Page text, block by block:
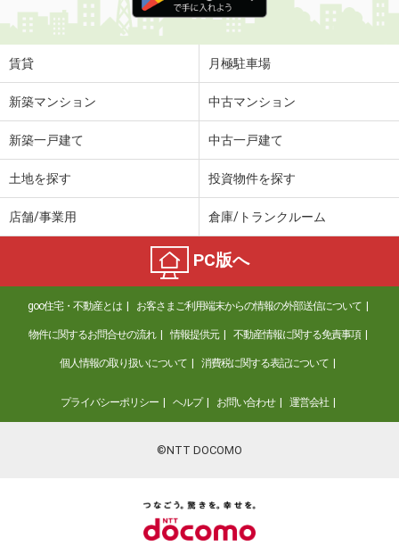
賃貸 月極駐車場
新築マンション 中古マンション
新築一戸建て 中古一戸建て
土地を探す 投資物件を探す
店舗/事業用 倉庫/トランクルーム
PC版へ
goo住宅・不動産とは お客さまご利用端末からの情報の外部送信について
物件に関するお問合せの流れ 情報提供元 不動産情報に関する免責事項
個人情報の取り扱いについて 消費税に関する表記について
プライバシーポリシー ヘルプ お問い合わせ 運営会社
©NTT DOCOMO